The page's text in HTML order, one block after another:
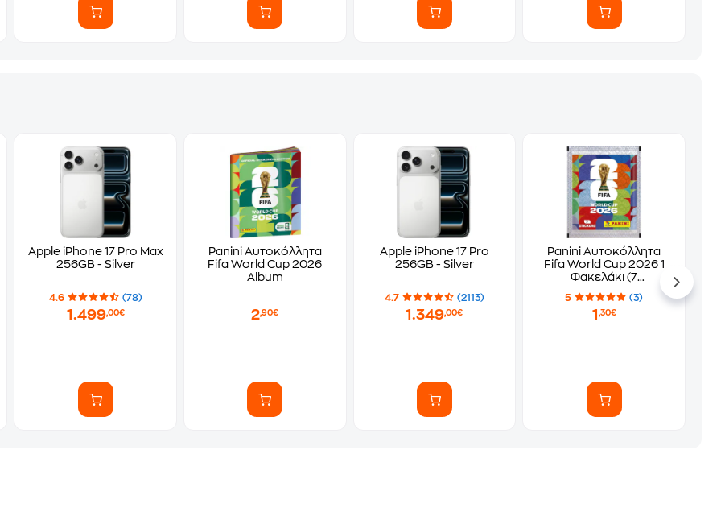
Apple iPhone 17 Pro Max
256GB - Silver
4.6 (78)
1.499,00€
Panini Αυτοκόλλητα
Fifa World Cup 2026
Album
2,90€
Apple iPhone 17 Pro
256GB - Silver
4.7 (2113)
1.349,00€
Panini Αυτοκόλλητα
Fifa World Cup 2026 1
Φακελάκι (7
Αυτοκόλλητα)
5 (3)
1 ,30€